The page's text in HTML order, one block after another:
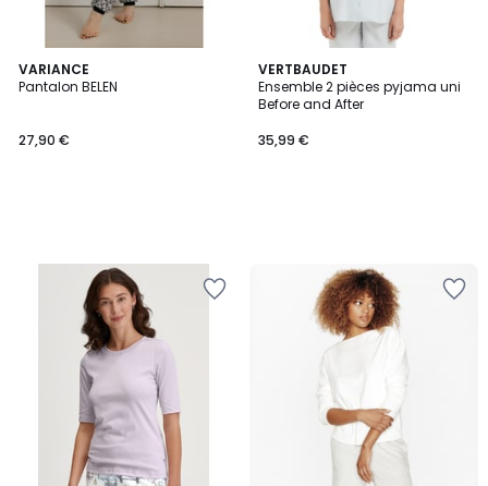
VARIANCE
Pantalon BELEN
27,90 €
VERTBAUDET
Ensemble 2 pièces pyjama uni
Before and After
35,99 €